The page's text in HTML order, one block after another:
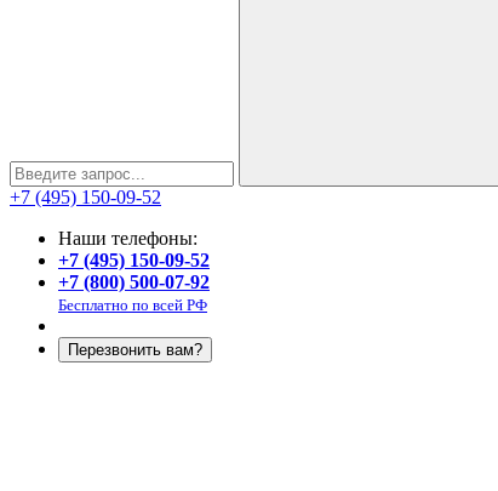
+7 (495) 150-09-52
Наши телефоны:
+7 (495) 150-09-52
+7 (800) 500-07-92
Бесплатно по всей РФ
Перезвонить вам?